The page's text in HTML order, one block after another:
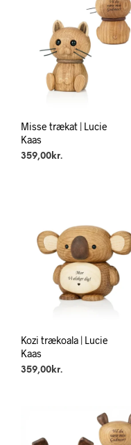
Misse trækat | Lucie
Kaas
359,00 kr.
Kozi trækoala | Lucie
Kaas
359,00 kr.